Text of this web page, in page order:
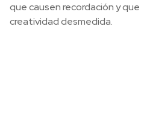
que causen recordación y
creatividad desmedida.